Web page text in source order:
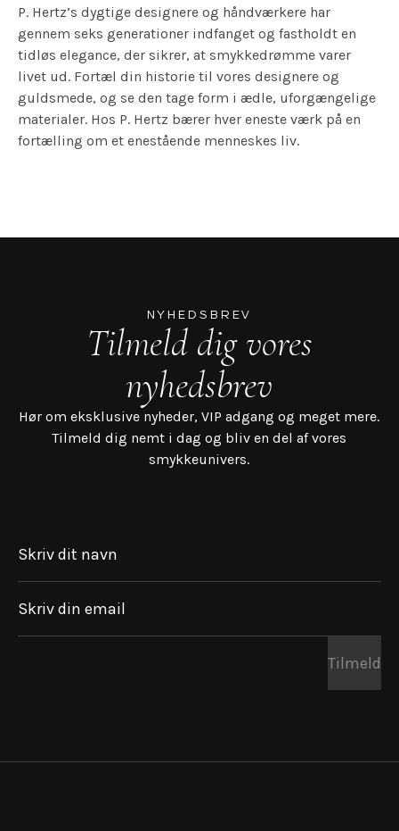
P. Hertz’s dygtige designere og håndværkere har
gennem seks generationer indfanget og fastholdt en
tidløs elegance, der sikrer, at smykkedrømme varer
livet ud. Fortæl din historie til vores designere og
guldsmede, og se den tage form i ædle, uforgængelige
materialer. Hos P. Hertz bærer hver eneste værk på en
fortælling om et enestående menneskes liv.
NYHEDSBREV
Tilmeld dig vores
nyhedsbrev
Hør om eksklusive nyheder, VIP adgang og meget mere.
Tilmeld dig nemt i dag og bliv en del af vores
smykkeunivers.
Skriv dit navn
Skriv din email
Tilmeld